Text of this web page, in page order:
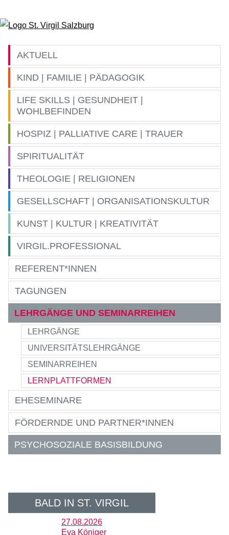
AKTUELL
KIND | FAMILIE | PÄDAGOGIK
LIFE SKILLS | GESUNDHEIT |
WOHLBEFINDEN
HOSPIZ | PALLIATIVE CARE | TRAUER
SPIRITUALITÄT
THEOLOGIE | RELIGIONEN
GESELLSCHAFT | ORGANISATIONSKULTUR
KUNST | KULTUR | KREATIVITÄT
VIRGIL.PROFESSIONAL
REFERENT*INNEN
TAGUNGEN
LEHRGÄNGE UND SEMINARREIHEN
LEHRGÄNGE
UNIVERSITÄTSLEHRGÄNGE
SEMINARREIHEN
LERNPLATTFORMEN
EHESEMINARE
FÖRDERNDE UND PARTNER*INNEN
PSYCHOSOZIALE BASISBILDUNG
BALD IN ST. VIRGIL
27.08.2026
Eva Königer